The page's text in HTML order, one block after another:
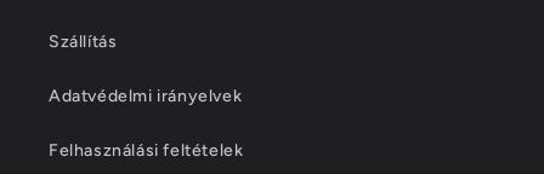
Szállítás
Adatvédelmi irányelvek
Felhasználási feltételek